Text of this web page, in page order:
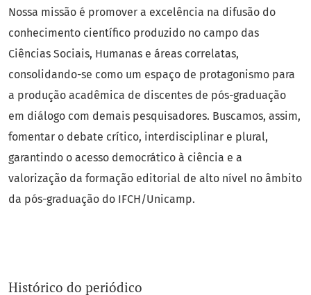
Nossa missão é promover a excelência na difusão do
conhecimento científico produzido no campo das
Ciências Sociais, Humanas e áreas correlatas,
consolidando-se como um espaço de protagonismo para
a produção acadêmica de discentes de pós-graduação
em diálogo com demais pesquisadores. Buscamos, assim,
fomentar o debate crítico, interdisciplinar e plural,
garantindo o acesso democrático à ciência e a
valorização da formação editorial de alto nível no âmbito
da pós-graduação do IFCH/Unicamp.
Histórico do periódico